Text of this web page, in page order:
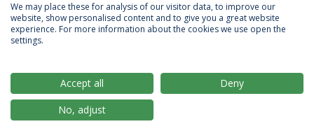
Política de Privacidade
Termos & Condições
© 2026 Universidade Católica Portuguesa
We may place these for analysis of our visitor data, to improve our
website, show personalised content and to give you a great website
experience. For more information about the cookies we use open the
settings.
Accept all
Deny
No, adjust